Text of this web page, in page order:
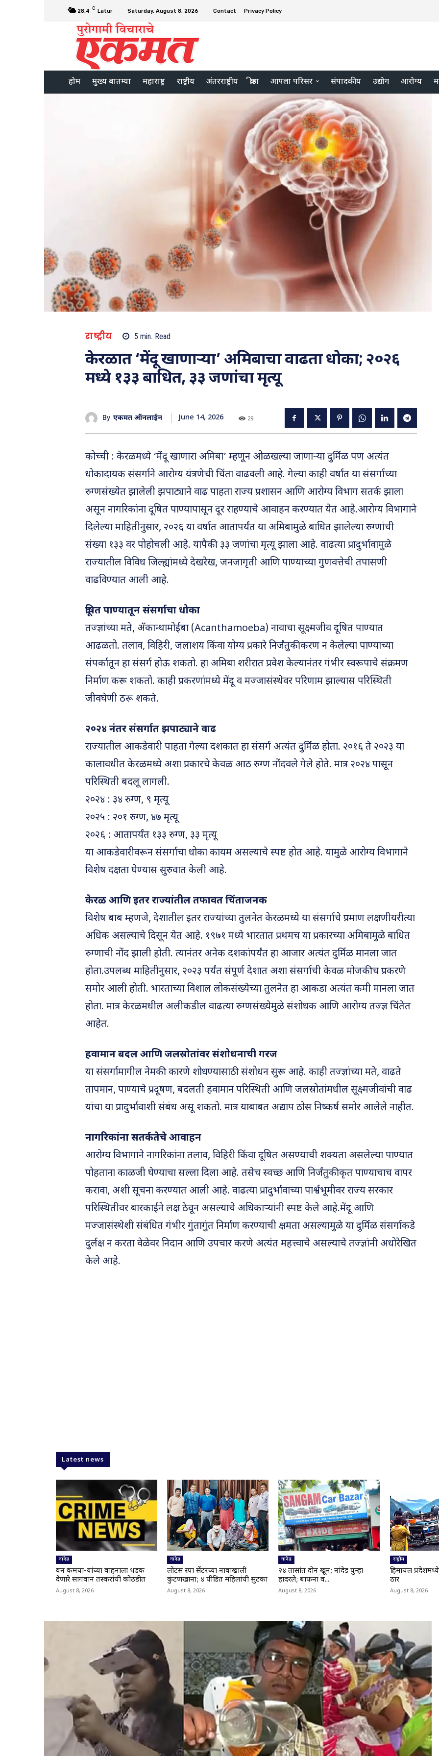
28.4 C Latur Saturday, August 8, 2026 Contact Privacy Policy
होम मुख्य बातम्या महाराष्ट्र राष्ट्रीय अंतरराष्ट्रीय क्रीडा आपला परिसर संपादकीय उद्योग आरोग्य
राष्ट्रीय 5 min. Read
केरळात ‘मेंदू खाणाऱ्या’ अमिबाचा वाढता धोका; २०२६
मध्ये १३३ बाधित, ३३ जणांचा मृत्यू
By एकमत ऑनलाईन June 14, 2026 29
कोच्ची : केरळमध्ये ‘मेंदू खाणारा अमिबा’ म्हणून ओळखल्या जाणाऱ्या दुर्मिळ पण अत्यंत
धोकादायक संसर्गाने आरोग्य यंत्रणेची चिंता वाढवली आहे. गेल्या काही वर्षांत या संसर्गाच्या
रुग्णसंख्येत झालेली झपाट्याने वाढ पाहता राज्य प्रशासन आणि आरोग्य विभाग सतर्क झाला
असून नागरिकांना दूषित पाण्यापासून दूर राहण्याचे आवाहन करण्यात येत आहे.आरोग्य विभागाने
दिलेल्या माहितीनुसार, २०२६ या वर्षात आतापर्यंत या अमिबामुळे बाधित झालेल्या रुग्णांची
संख्या १३३ वर पोहोचली आहे. यापैकी ३३ जणांचा मृत्यू झाला आहे. वाढत्या प्रादुर्भावामुळे
राज्यातील विविध जिल्ह्यांमध्ये देखरेख, जनजागृती आणि पाण्याच्या गुणवत्तेची तपासणी
वाढविण्यात आली आहे.
दूषित पाण्यातून संसर्गाचा धोका
तज्ज्ञांच्या मते, अ‍ॅकान्थामोईबा (Acanthamoeba) नावाचा सूक्ष्मजीव दूषित पाण्यात
आढळतो. तलाव, विहिरी, जलाशय किंवा योग्य प्रकारे निर्जंतुकीकरण न केलेल्या पाण्याच्या
संपर्कातून हा संसर्ग होऊ शकतो. हा अमिबा शरीरात प्रवेश केल्यानंतर गंभीर स्वरूपाचे संक्रमण
निर्माण करू शकतो. काही प्रकरणांमध्ये मेंदू व मज्जासंस्थेवर परिणाम झाल्यास परिस्थिती
जीवघेणी ठरू शकते.
२०२४ नंतर संसर्गात झपाट्याने वाढ
राज्यातील आकडेवारी पाहता गेल्या दशकात हा संसर्ग अत्यंत दुर्मिळ होता. २०१६ ते २०२३ या
कालावधीत केरळमध्ये अशा प्रकारचे केवळ आठ रुग्ण नोंदवले गेले होते. मात्र २०२४ पासून
परिस्थिती बदलू लागली.
२०२४ : ३४ रुग्ण, ९ मृत्यू
२०२५ : २०१ रुग्ण, ४७ मृत्यू
२०२६ : आतापर्यंत १३३ रुग्ण, ३३ मृत्यू
या आकडेवारीवरून संसर्गाचा धोका कायम असल्याचे स्पष्ट होत आहे. यामुळे आरोग्य विभागाने
विशेष दक्षता घेण्यास सुरुवात केली आहे.
केरळ आणि इतर राज्यांतील तफावत चिंताजनक
विशेष बाब म्हणजे, देशातील इतर राज्यांच्या तुलनेत केरळमध्ये या संसर्गाचे प्रमाण लक्षणीयरीत्या
अधिक असल्याचे दिसून येत आहे. १९७१ मध्ये भारतात प्रथमच या प्रकारच्या अमिबामुळे बाधित
रुग्णाची नोंद झाली होती. त्यानंतर अनेक दशकांपर्यंत हा आजार अत्यंत दुर्मिळ मानला जात
होता.उपलब्ध माहितीनुसार, २०२३ पर्यंत संपूर्ण देशात अशा संसर्गाची केवळ मोजकीच प्रकरणे
समोर आली होती. भारताच्या विशाल लोकसंख्येच्या तुलनेत हा आकडा अत्यंत कमी मानला जात
होता. मात्र केरळमधील अलीकडील वाढत्या रुग्णसंख्येमुळे संशोधक आणि आरोग्य तज्ज्ञ चिंतेत
आहेत.
हवामान बदल आणि जलस्रोतांवर संशोधनाची गरज
या संसर्गामागील नेमकी कारणे शोधण्यासाठी संशोधन सुरू आहे. काही तज्ज्ञांच्या मते, वाढते
तापमान, पाण्याचे प्रदूषण, बदलती हवामान परिस्थिती आणि जलस्रोतांमधील सूक्ष्मजीवांची वाढ
यांचा या प्रादुर्भावाशी संबंध असू शकतो. मात्र याबाबत अद्याप ठोस निष्कर्ष समोर आलेले नाहीत.
नागरिकांना सतर्कतेचे आवाहन
आरोग्य विभागाने नागरिकांना तलाव, विहिरी किंवा दूषित असण्याची शक्यता असलेल्या पाण्यात
पोहताना काळजी घेण्याचा सल्ला दिला आहे. तसेच स्वच्छ आणि निर्जंतुकीकृत पाण्याचाच वापर
करावा, अशी सूचना करण्यात आली आहे. वाढत्या प्रादुर्भावाच्या पार्श्वभूमीवर राज्य सरकार
परिस्थितीवर बारकाईने लक्ष ठेवून असल्याचे अधिकाऱ्यांनी स्पष्ट केले आहे.मेंदू आणि
मज्जासंस्थेशी संबंधित गंभीर गुंतागुंत निर्माण करण्याची क्षमता असल्यामुळे या दुर्मिळ संसर्गाकडे
दुर्लक्ष न करता वेळेवर निदान आणि उपचार करणे अत्यंत महत्त्वाचे असल्याचे तज्ज्ञांनी अधोरेखित
केले आहे.
Latest news
नांदेड
वन कर्मचा-यांच्या वाहनाला धडक
देणारे सागवान तस्करांची कोठडीत
August 8, 2026
नांदेड
लोटस स्पा सेंटरच्या नावाखाली
कुंटणखाना; ४ पीडित महिलांची सुटका
August 8, 2026
नांदेड
२४ तासांत दोन खून; नांदेड पुन्हा
हादरले; बाफना व...
August 8, 2026
राष्ट्रीय
हिमाचल
ठार
August 8, 2026